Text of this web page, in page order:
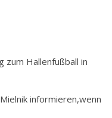
zum Hallenfußball in
informieren,wenn